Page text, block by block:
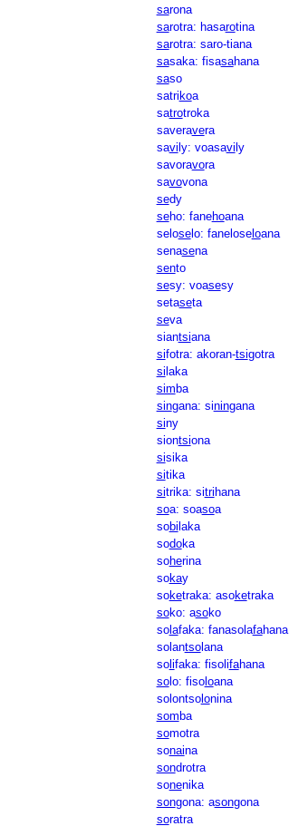
sarona
sarotra: hasarotina
sarotra: saro-tiana
sasaka: fisasahana
saso
satri koa
satrotroka
saveravera
savi ly: voasavi ly
savoravora
savovona
sedy
seho: fanehoana
seloselo: faneloseloana
senasena
sento
sesy: voasesy
setaseta
seva
siantsiana
sifotra: akoran-tsigotra
si laka
sim ba
singana: siningana
siny
siontsiona
sisika
sitika
sitrika: sitri hana
soa: soasoa
sobi laka
sodoka
soherina
sokay
soketraka: asoketraka
soko: asoko
solafaka: fanasolafahana
solantsolana
solifaka: fisolifahana
solo: fisoloana
solontsolonina
som ba
somotra
sonaina
sondrotra
sonenika
songona: asongona
soratra